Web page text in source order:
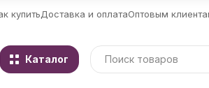
купитьДоставка и оплатаОптовым
Каталог